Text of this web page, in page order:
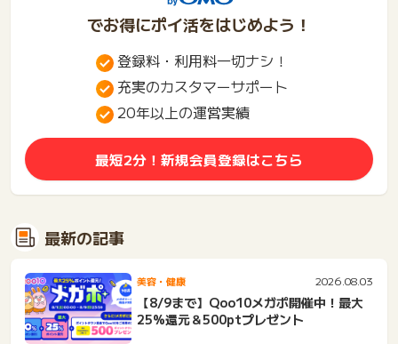
でお得にポイ活をはじめよう！
登録料・利用料一切ナシ！
充実のカスタマーサポート
20年以上の運営実績
最短2分！新規会員登録はこちら
最新の記事
美容・健康 2026.08.03
【8/9まで】Qoo10メガポ開催中！最大
25%還元＆500ptプレゼント